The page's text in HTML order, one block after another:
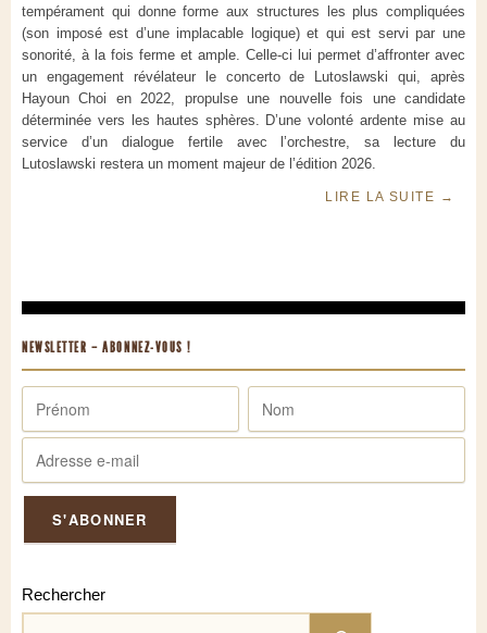
tempérament qui donne forme aux structures les plus compliquées
(son imposé est d’une implacable logique) et qui est servi par une
sonorité, à la fois ferme et ample. Celle-ci lui permet d’affronter avec
un engagement révélateur le concerto de Lutoslawski qui, après
Hayoun Choi en 2022, propulse une nouvelle fois une candidate
déterminée vers les hautes sphères. D’une volonté ardente mise au
service d’un dialogue fertile avec l’orchestre, sa lecture du
Lutoslawski restera un moment majeur de l’édition 2026.
LIRE LA SUITE →
NEWSLETTER – ABONNEZ-VOUS !
Rechercher